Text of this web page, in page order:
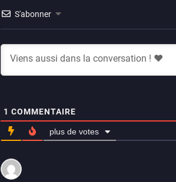
S'abonner
1 COMMENTAIRE
plus de votes